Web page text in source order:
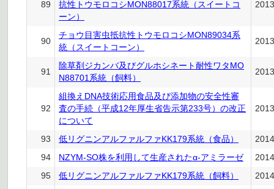
89
抗性トウモロコシMON88017系統（スイートコ
ーン）
90
チョウ目害虫抵抗性トウモロコシMON89034系
統（スイートコーン）
91
除草剤ジカンバ及びグルホシネート耐性ワタMO
N88701系統（飼料）
92
組換えDNA技術応用食品及び添加物の安全性審
査の手続（平成12年厚生省告示第233号）の改正
について
93 低リグニンアルファルファKK179系統（食品）
94
NZYM-SO株を利用して生産されたα-アミラーゼ
95
低リグニンアルファルファKK179系統（飼料）